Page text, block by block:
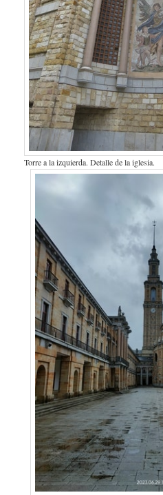
Torre a la izquierda. Detalle de la iglesia.